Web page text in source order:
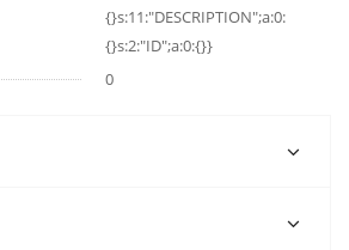
{}s:11:"DESCRIPTION";a:0:
{}s:2:"ID";a:0:{}}
0